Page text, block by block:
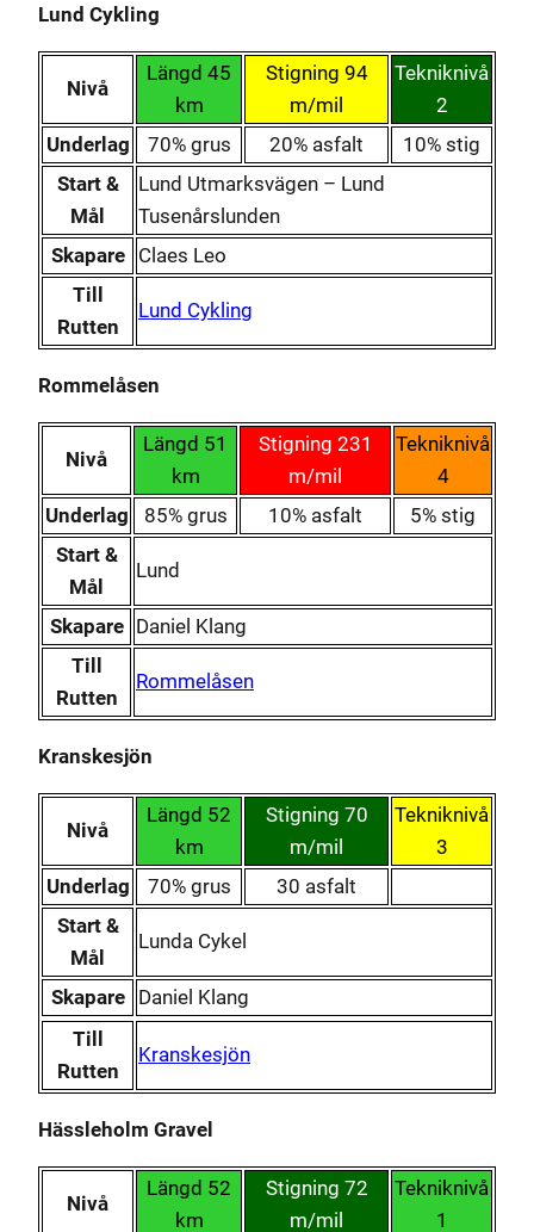
Lund Cykling
Nivå
Längd 45
km
Stigning 94
m/mil
Tekniknivå
2
Underlag
70% grus 20% asfalt
10% stig
Start &
Mål
Lund Utmarksvägen – Lund
Tusenårslunden
Skapare
Claes Leo
Till
Rutten
Lund Cykling
Rommelåsen
Nivå
Längd 51
km
Stigning 231
m/mil
Tekniknivå
4
Underlag
85% grus 10% asfalt
5% stig
Start &
Mål
Lund
Skapare Daniel Klang
Till
Rutten
Rommelåsen
Kranskesjön
Nivå
Längd 52
km
Stigning 70
m/mil
Tekniknivå
3
Underlag
70% grus
30 asfalt
Start &
Mål
Lunda Cykel
Skapare
Daniel Klang
Till
Rutten
Kranskesjön
Hässleholm Gravel
Nivå
Längd 52
km
Stigning 72
m/mil
Tekniknivå
1